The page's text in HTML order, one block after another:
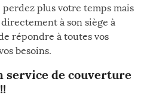
perdez plus votre temps mais
à son siège à
répondre à toutes vos
besoins.
service de couverture